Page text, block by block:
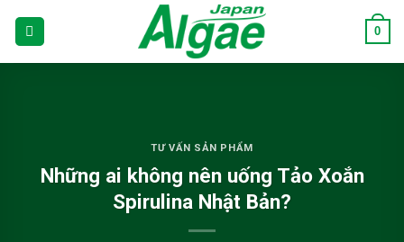
0
TƯ VẤN SẢN PHẨM
Những ai không nên uống Tảo Xoắn
Spirulina Nhật Bản?